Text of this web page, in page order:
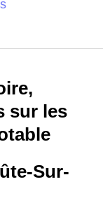
sur les
Sur-